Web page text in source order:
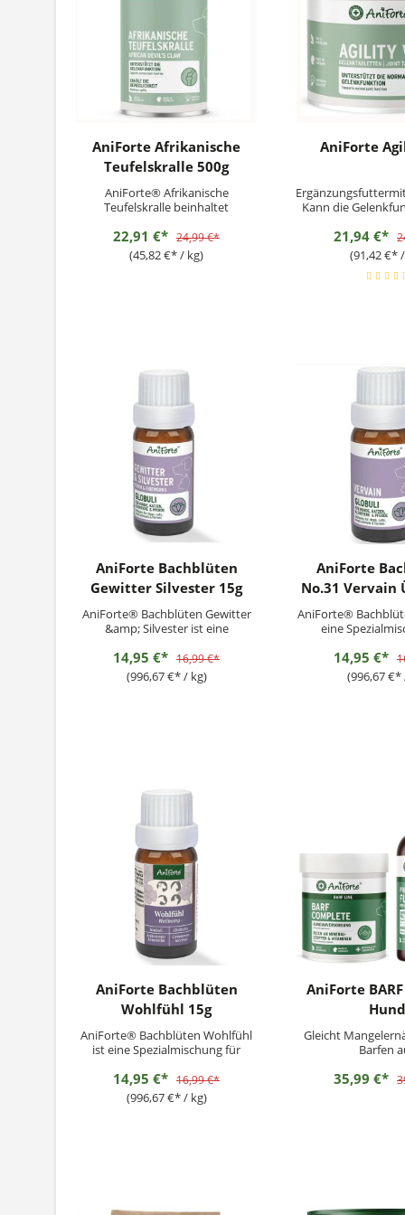
AniForte Afrikanische
Teufelskralle 500g
AniForte® Afrikanische
Teufelskralle beinhaltet
und kann so dazu beitragen, den
gesamten Bewegungsapparat
sowie die normale
22,91 €* 24,99 €*
(45,82 €* / kg)
AniForte
Kann die
Versorgung mit
Rohstoffen auf
unterstützen.
insbesondere
21,94 €*
(91,42 €*
AniForte Bachblüten
Gewitter Silvester 15g
AniForte® Bachblüten Gewitter
&amp; Silvester ist eine
Katzen, Kleintiere und Pferde.Sie
werden aus natürlichen,
pflanzlichen und hochwertigen
14,95 €* 16,99 €*
(996,67 €* / kg)
AniForte
No.31 Vervain
15g
AniForte®
eine
Situationen
hyperaktiv
bändigen sind.
14,95 €*
(996,67 €*
AniForte Bachblüten
Wohlfühl 15g
AniForte® Bachblüten Wohlfühl
ist eine Spezialmischung für
Pferde. Sie werden aus
natürlichen, pflanzlichen und
hochwertigen Inhaltsstoffen in
14,95 €* 16,99 €*
(996,67 €* / kg)
AniForte
Hund
Gleicht
Barfen
35,99 €*